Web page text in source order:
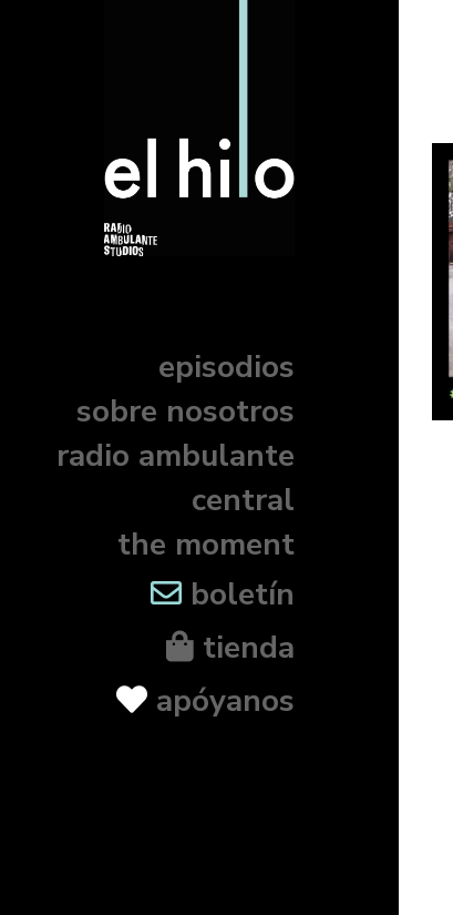
episodios
sobre nosotros
radio ambulante
central
the moment
boletín
tienda
apóyanos